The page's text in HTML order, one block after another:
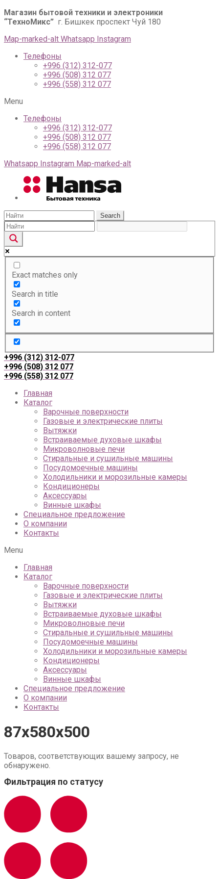
Магазин бытовой техники и электроники
“ТехноМикс” г. Бишкек проспект Чуй 180
Map-marked-alt Whatsapp Instagram
Телефоны
+996 (312) 312-077
+996 (508) 312 077
+996 (558) 312 077
Menu
Телефоны
+996 (312) 312-077
+996 (508) 312 077
+996 (558) 312 077
Whatsapp Instagram Map-marked-alt
Search
Exact matches only
Search in title
Search in content
+996 (312) 312-077
+996 (508) 312 077
+996 (558) 312 077
Главная
Каталог
Варочные поверхности
Газовые и электрические плиты
Вытяжки
Встраиваемые духовые шкафы
Микроволновые печи
Стиральные и сушильные машины
Посудомоечные машины
Холодильники и морозильные камеры
Кондиционеры
Аксессуары
Винные шкафы
Специальное предложение
О компании
Контакты
Menu
Главная
Каталог
Варочные поверхности
Газовые и электрические плиты
Вытяжки
Встраиваемые духовые шкафы
Микроволновые печи
Стиральные и сушильные машины
Посудомоечные машины
Холодильники и морозильные камеры
Кондиционеры
Аксессуары
Винные шкафы
Специальное предложение
О компании
Контакты
87х580х500
Товаров, соответствующих вашему запросу, не
обнаружено.
Фильтрация по статусу